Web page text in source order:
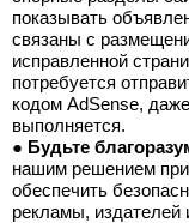
показывать
связаны с
исправленной
потребуется
кодом AdSense,
выполняется.
● Будьте
нашим решением
обеспечить
рекламы, издателей